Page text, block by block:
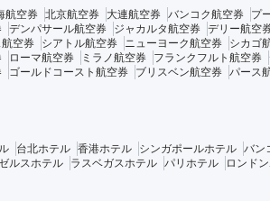
航空券 北京航空券 大連航空券 バンコク航空券 プ
デンパサール航空券 ジャカルタ航空券 デリー航空
空券 シアトル航空券 ニューヨーク航空券 シカゴ
ローマ航空券 ミラノ航空券 フランクフルト航空券
ゴールドコースト航空券 ブリスベン航空券 パース
台北ホテル 香港ホテル シンガポールホテル バン
ルスホテル ラスベガスホテル パリホテル ロンド